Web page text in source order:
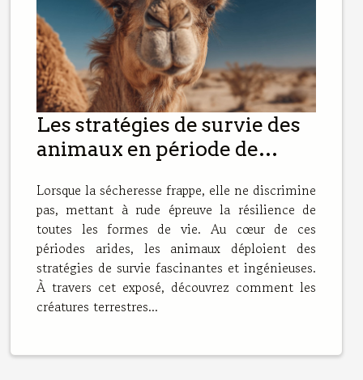
Les stratégies de survie des
animaux en période de
adaptations
Lorsque la sécheresse frappe, elle ne discrimine
pas, mettant à rude épreuve la résilience de
toutes les formes de vie. Au cœur de ces
périodes arides, les animaux déploient des
stratégies de survie fascinantes et ingénieuses.
À travers cet exposé, découvrez comment les
créatures terrestres...